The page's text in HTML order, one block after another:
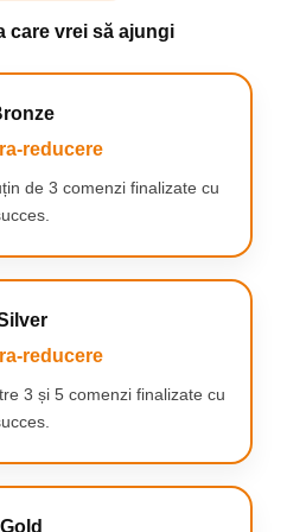
in bratul manerului si incepeti
capul in acelasi mod si spalati-l
murdaria si a-l usca.
care vrei să ajungi
reducere
de 3 comenzi finalizate cu
reducere
3 și 5 comenzi finalizate cu
Gold